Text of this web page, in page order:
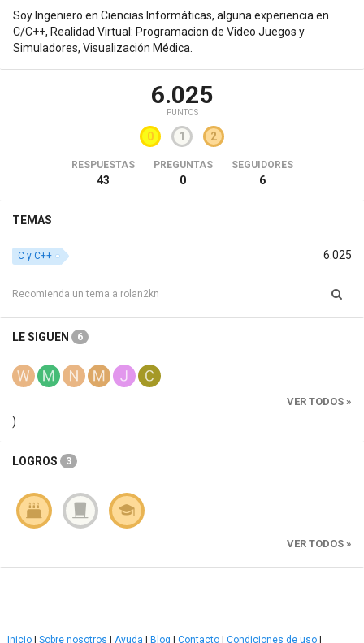
Soy Ingeniero en Ciencias Informáticas, alguna experiencia en
C/C++, Realidad Virtual: Programacion de Video Juegos y
Simuladores, Visualización Médica.
6.025
PUNTOS
0 1 2
RESPUESTAS
43
PREGUNTAS
0
SEGUIDORES
6
TEMAS
6.025
C y C++
LE SIGUEN 6
VER TODOS »
)
LOGROS 3
VER TODOS »
Inicio | Sobre nosotros | Ayuda | Blog | Contacto | Condiciones de uso |